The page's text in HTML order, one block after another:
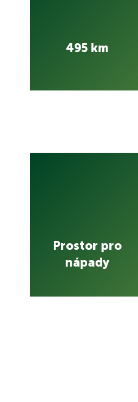
495 km
Prostor pro
nápady